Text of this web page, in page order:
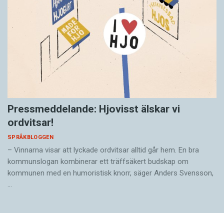
Pressmeddelande: Hjovisst älskar vi
ordvitsar!
SPRÅKBLOGGEN
– Vinnarna visar att lyckade ordvitsar alltid går hem. En bra
kommunslogan kombinerar ett träffsäkert budskap om
kommunen med en humoristisk knorr, säger Anders Svensson,
…